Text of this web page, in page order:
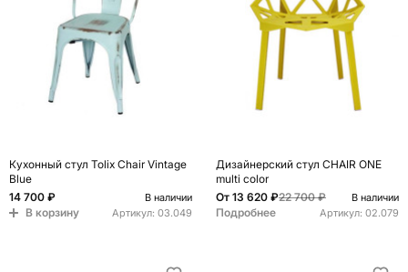
Кухонный стул Tolix Chair Vintage
Blue
14 700 ₽
В наличии
В корзину Артикул: 03.049
Дизайнерский стул CHAIR ONE
multi color
От 13 620 ₽22 700 ₽ В наличии
Подробнее Артикул: 02.079